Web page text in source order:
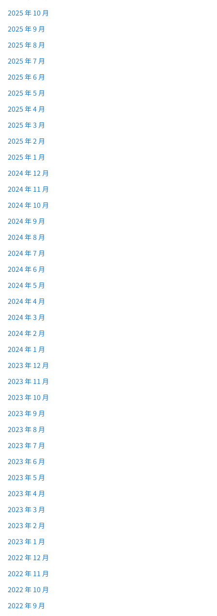
2025 年 10 月
2025 年 9 月
2025 年 8 月
2025 年 7 月
2025 年 6 月
2025 年 5 月
2025 年 4 月
2025 年 3 月
2025 年 2 月
2025 年 1 月
2024 年 12 月
2024 年 11 月
2024 年 10 月
2024 年 9 月
2024 年 8 月
2024 年 7 月
2024 年 6 月
2024 年 5 月
2024 年 4 月
2024 年 3 月
2024 年 2 月
2024 年 1 月
2023 年 12 月
2023 年 11 月
2023 年 10 月
2023 年 9 月
2023 年 8 月
2023 年 7 月
2023 年 6 月
2023 年 5 月
2023 年 4 月
2023 年 3 月
2023 年 2 月
2023 年 1 月
2022 年 12 月
2022 年 11 月
2022 年 10 月
2022 年 9 月